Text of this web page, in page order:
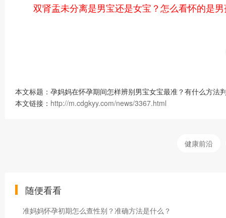
双肾盂未分离是男宝还是女宝？怎么看怀的是
本文标题：孕妈妈在怀孕期间怎样辨别男宝女宝最准？有什么方法
本文链接： http://m.cdgkyy.com/news/3367.html
健康前沿
随便看看
准妈妈怀孕初期怎么查性别？准确方法是什么？